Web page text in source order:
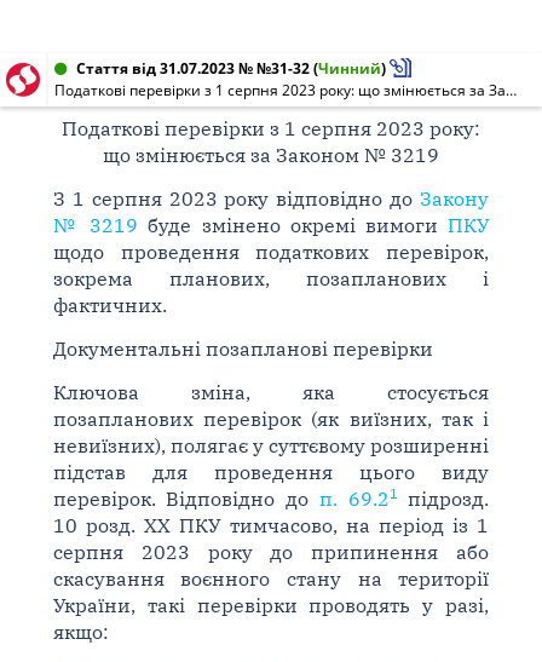
Стаття від 31.07.2023 № №31-32(Чинний)
Податкові перевірки з 1 серпня 2023 року: що змінюється за Законом № 3219
Податкові перевірки з 1 серпня 2023 року:
що змінюється за Законом № 3219
З 1 серпня 2023 року відповідно до Закону
№ 3219 буде змінено окремі вимогиПКУ
щодо проведення податкових перевірок,
зокрема планових, позапланових і
фактичних.
Документальні позапланові перевірки
Ключова зміна, яка стосується
позапланових перевірок (як виїзних, так і
невиїзних), полягає у суттєвому розширенні
підстав для проведення цього виду
перевірок. Відповідно до п. 69.21підрозд.
10 розд. ХХ ПКУ тимчасово, на період із 1
серпня 2023 року до припинення або
скасування воєнного стану на території
України, такі перевірки проводять у разі,
якщо: